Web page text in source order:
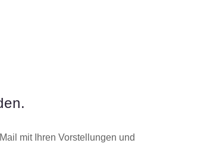
mit Ihren Vorstellungen und